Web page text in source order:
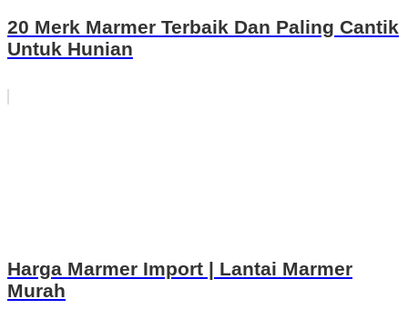
20 Merk Marmer Terbaik Dan Paling Cantik
Untuk Hunian
Harga Marmer Import | Lantai Marmer
Murah